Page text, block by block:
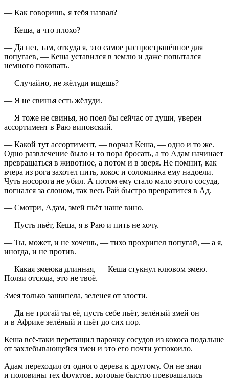
— Как говоришь, я тебя назвал?
— Кеша, а что плохо?
— Да нет, там, откуда я, это самое распространённое для
попугаев, — Кеша уставился в землю и даже попытался
немного покопать.
— Случайно, не жёлуди ищешь?
— Я не свинья есть жёлуди.
— Я тоже не свинья, но поел бы сейчас от души, уверен
ассортимент в Раю виповский.
— Какой тут ассортимент, — ворчал Кеша, — одно и то же.
Одно развлечение было и то пора бросать, а то Адам начинает
превращаться в животное, а потом и в зверя. Не помнит, как
вчера из рога захотел пить, кокос и соломинка ему надоели.
Чуть носорога не убил. А потом ему стало мало этого сосуда,
погнался за слоном, так весь Рай быстро превратится в Ад.
— Смотри, Адам, змей пьёт наше вино.
— Пусть пьёт, Кеша, я в Раю и пить не хочу.
— Ты, может, и не хочешь, — тихо прохрипел попугай, — а я,
иногда, и не против.
— Какая змеюка длинная, — Кеша стукнул клювом змею. —
Ползи отсюда, это не твоё.
Змея только зашипела, зеленея от злости.
— Да не трогай ты её, пусть себе пьёт, зелёный змей он
и в Африке зелёный и пьёт до сих пор.
Кеша всё-таки перетащил парочку сосудов из кокоса подальше
от захлебывающейся змеи и это его почти успокоило.
Адам переходил от одного дерева к другому. Он не знал
и половины тех фруктов, которые быстро превращались